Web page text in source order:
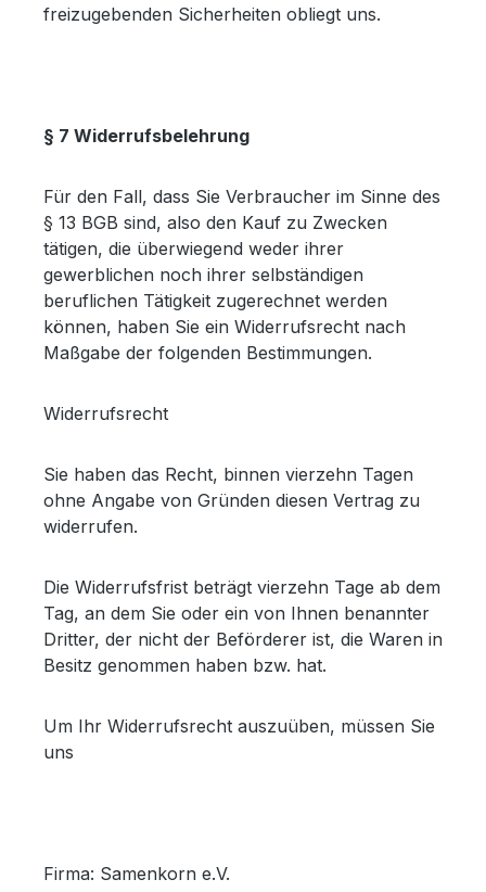
freizugebenden Sicherheiten obliegt uns.
§ 7 Widerrufsbelehrung
Für den Fall, dass Sie Verbraucher im Sinne des
§ 13 BGB sind, also den Kauf zu Zwecken
tätigen, die überwiegend weder ihrer
gewerblichen noch ihrer selbständigen
beruflichen Tätigkeit zugerechnet werden
können, haben Sie ein Widerrufsrecht nach
Maßgabe der folgenden Bestimmungen.
Widerrufsrecht
Sie haben das Recht, binnen vierzehn Tagen
ohne Angabe von Gründen diesen Vertrag zu
widerrufen.
Die Widerrufsfrist beträgt vierzehn Tage ab dem
Tag, an dem Sie oder ein von Ihnen benannter
Dritter, der nicht der Beförderer ist, die Waren in
Besitz genommen haben bzw. hat.
Um Ihr Widerrufsrecht auszuüben, müssen Sie
uns
Firma: Samenkorn e.V.